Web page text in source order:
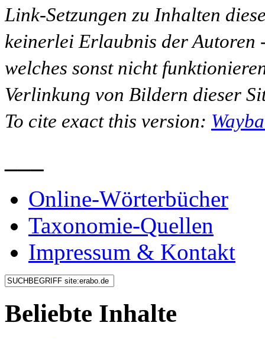
Link-Setzungen zu Inhalten
keinerlei Erlaubnis der Autoren
welches sonst nicht
Verlinkung von Bildern dieser
To cite exact this version:
Online-Wörterbücher
Taxonomie-Quellen
Impressum & Kontakt
Beliebte Inhalte